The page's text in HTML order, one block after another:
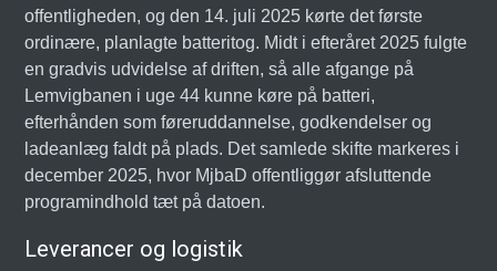
offentligheden, og den 14. juli 2025 kørte det første
ordinære, planlagte batteritog. Midt i efteråret 2025 fulgte
en gradvis udvidelse af driften, så alle afgange på
Lemvigbanen i uge 44 kunne køre på batteri,
efterhånden som føreruddannelse, godkendelser og
ladeanlæg faldt på plads. Det samlede skifte markeres i
december 2025, hvor MjbaD offentliggør afsluttende
programindhold tæt på datoen.
Leverancer og logistik